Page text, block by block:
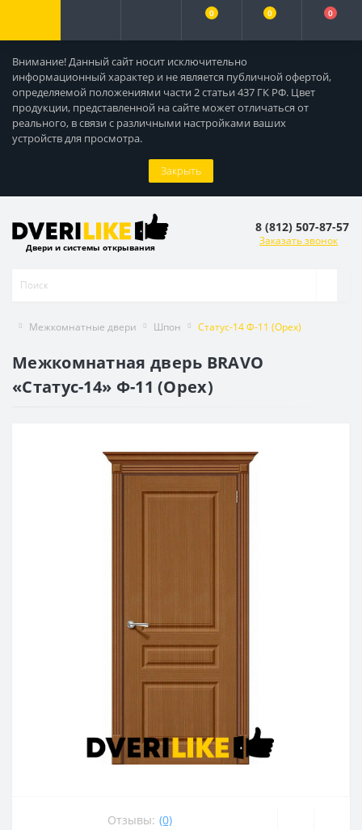
Внимание! Данный сайт носит исключительно
информационный характер и не является публичной офертой,
определяемой положениями части 2 статьи 437 ГК РФ. Цвет
продукции, представленной на сайте может отличаться от
реального, в связи с различными настройками ваших
устройств для просмотра.
Закрыть
0 0 0
Двери и системы открывания
8 (812) 507-87-57
Заказать звонок
Межкомнатные двери Шпон Статус-14 Ф-11 (Орех)
Межкомнатная дверь BRAVO
«Статус-14» Ф-11 (Орех)
Отзывы: (0)